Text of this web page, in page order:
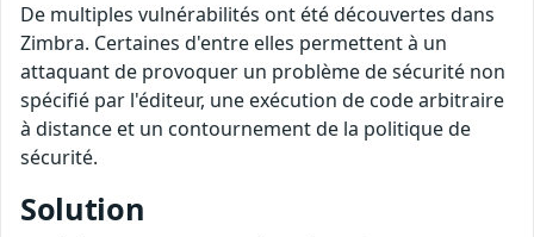
De multiples vulnérabilités ont été découvertes dans
Zimbra. Certaines d'entre elles permettent à un
attaquant de provoquer un problème de sécurité non
spécifié par l'éditeur, une exécution de code arbitraire
à distance et un contournement de la politique de
sécurité.
Solution